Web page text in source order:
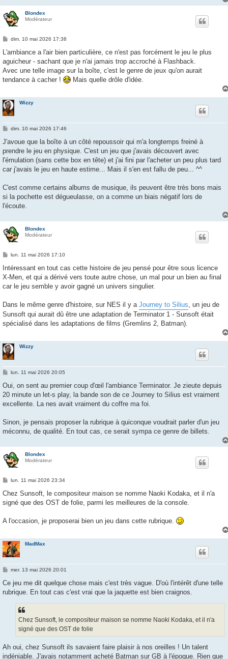
Blondex
Modérateur
M
s
a
g
dim. 10 mai 2026 17:38
L'ambiance a l'air bien particulière, ce n'est pas forcément le jeu le plus
aguicheur - sachant que je n'ai jamais trop accroché à Flashback.
Avec une telle image sur la boîte, c'est le genre de jeux qu'on aurait
tendance à cacher !
Mais quelle drôle d'idée.
Wizzy
M
s
a
g
dim. 10 mai 2026 17:46
J'avoue que la boîte à un côté repoussoir qui m'a longtemps freiné à
prendre le jeu en physique. C'est un jeu que j'avais découvert avec
l'émulation (sans cette box en tête) et j'ai fini par l'acheter un peu plus tard
car j'avais le jeu en haute estime... Mais il s'en est fallu de peu... ^^
C'est comme certains albums de musique, ils peuvent être très bons mais
si la pochette est dégueulasse, on a comme un biais négatif lors de
l'écoute.
Blondex
Modérateur
M
s
a
g
lun. 11 mai 2026 17:10
Intéressant en tout cas cette histoire de jeu pensé pour être sous licence
X-Men, et qui a dérivé vers toute autre chose, un mal pour un bien au final
car le jeu semble y avoir gagné un univers singulier.
Dans le même genre d'histoire, sur NES il y a Journey to Silius , un jeu de
Sunsoft qui aurait dû être une adaptation de Terminator 1 - Sunsoft était
spécialisé dans les adaptations de films (Gremlins 2, Batman).
Wizzy
M
s
a
g
lun. 11 mai 2026 20:05
Oui, on sent au premier coup d'œil l'ambiance Terminator. Je zieute depuis
20 minute un let-s play, la bande son de ce Journey to Silius est vraiment
excellente. La nes avait vraiment du coffre ma foi.
Sinon, je pensais proposer la rubrique à quiconque voudrait parler d'un jeu
méconnu, de qualité. En tout cas, ce serait sympa ce genre de billets.
Blondex
Modérateur
M
s
a
lun. 11 mai 2026 23:34
Chez Sunsoft, le compositeur maison se nomme Naoki Kodaka, et il n'a
signé que des OST de folie, parmi les meilleures de la console.
A l'occasion, je proposerai bien un jeu dans cette rubrique.
MadMax
M
s
a
mer. 13 mai 2026 20:01
Ce jeu me dit quelque chose mais c'est très vague. D'où l'intérêt d'une telle
rubrique. En tout cas c'est vrai que la jaquette est bien craignos.
Chez Sunsoft, le compositeur maison se nomme Naoki Kodaka, et il n'a
signé que des OST de folie
Ah oui, chez Sunsoft ils savaient faire plaisir à nos oreilles ! Un talent
indéniable. J'avais notamment acheté Batman sur GB à l'époque. Rien que